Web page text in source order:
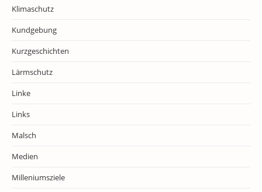
Klimaschutz
Kundgebung
Kurzgeschichten
Lärmschutz
Linke
Links
Malsch
Medien
Milleniumsziele